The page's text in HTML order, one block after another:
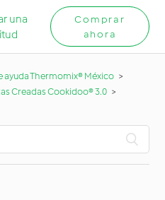
una
Comprar
ahora
ayuda Thermomix® México
Creadas Cookidoo® 3.0